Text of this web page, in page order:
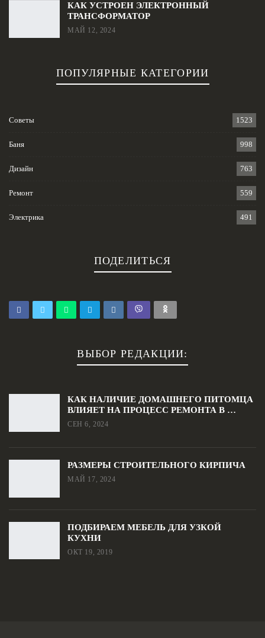
КАК УСТРОЕН ЭЛЕКТРОННЫЙ
ТРАНСФОРМАТОР
МАЙ 12, 2024
ПОПУЛЯРНЫЕ КАТЕГОРИИ
Советы 1523
Баня 998
Дизайн 763
Ремонт 559
Электрика 491
ПОДЕЛИТЬСЯ
ВЫБОР РЕДАКЦИИ:
КАК НАЛИЧИЕ ДОМАШНЕГО ПИТОМЦА
ВЛИЯЕТ НА ПРОЦЕСС РЕМОНТА В …
СЕН 6, 2024
РАЗМЕРЫ СТРОИТЕЛЬНОГО КИРПИЧА
МАЙ 17, 2024
ПОДБИРАЕМ МЕБЕЛЬ ДЛЯ УЗКОЙ
КУХНИ
ОКТ 19, 2019